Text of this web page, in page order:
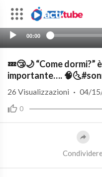
00:00
💤😴🌙 “Come dormi?”
importante….
0
26 Visualizzazioni · 04/
Condividere